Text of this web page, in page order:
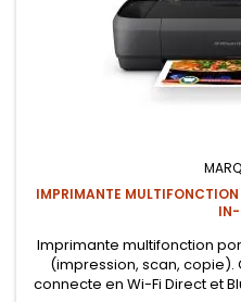
IMPRIMANTE
IN-
Imprimante multifonction
(impression, scan,
connecte en Wi-Fi Direct et